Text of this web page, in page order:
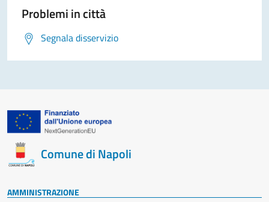
Problemi in città
Segnala disservizio
Comune di Napoli
AMMINISTRAZIONE